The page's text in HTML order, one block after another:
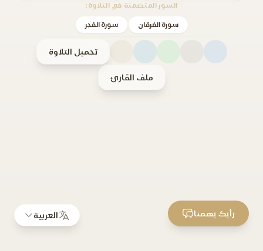
السور المتضمنة في التلاوة:
سورة الفرقان سورة الفجر
تحميل التلاوة
ملف القارئ
العربية رأيك يهمنا